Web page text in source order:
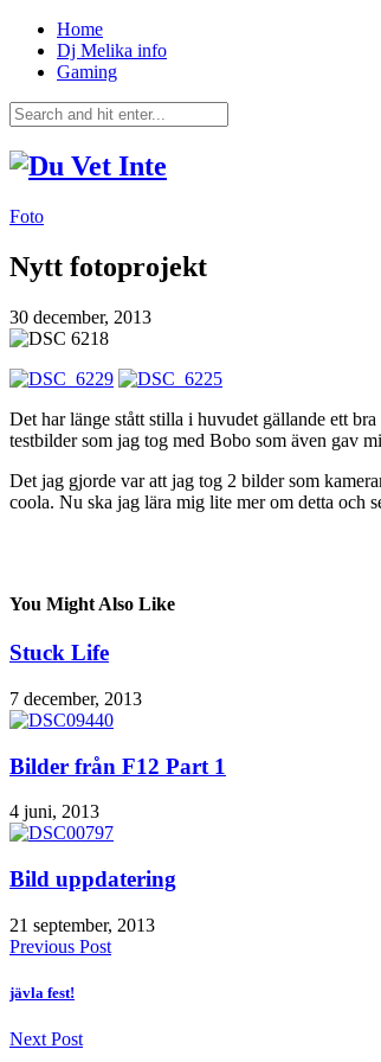
Home
Dj Melika info
Gaming
Foto
Nytt fotoprojekt
30 december, 2013
Det har länge stått stilla i huvudet gällande ett
testbilder som jag tog med Bobo som även gav
Det jag gjorde var att jag tog 2 bilder som
coola. Nu ska jag lära mig lite mer om detta och
You Might Also Like
Stuck Life
7 december, 2013
Bilder från F12 Part 1
4 juni, 2013
Bild uppdatering
21 september, 2013
Previous Post
jävla fest!
Next Post